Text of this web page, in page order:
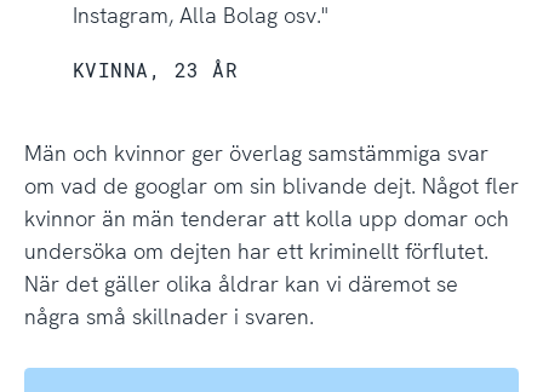
Instagram, Alla Bolag osv."
KVINNA, 23 ÅR
Män och kvinnor ger överlag samstämmiga svar
om vad de googlar om sin blivande dejt. Något fler
kvinnor än män tenderar att kolla upp domar och
undersöka om dejten har ett kriminellt förflutet.
När det gäller olika åldrar kan vi däremot se
några små skillnader i svaren.